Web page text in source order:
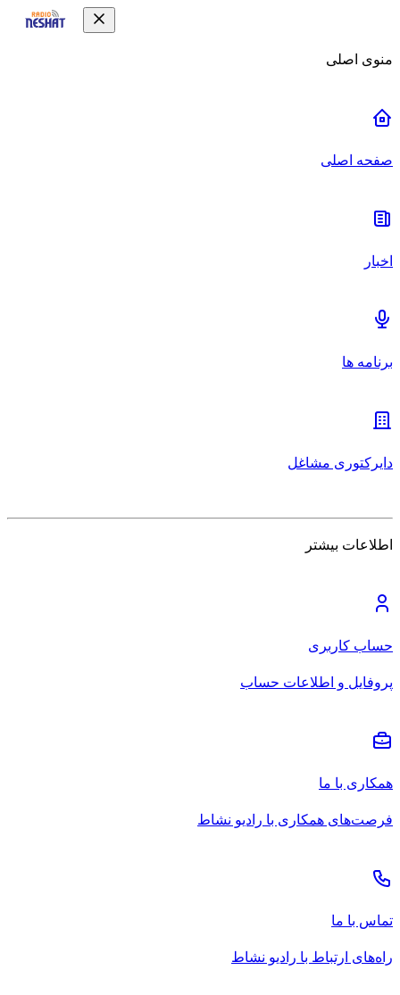
منوی اصلی
صفحه اصلی
اخبار
برنامه ها
دایرکتوری مشاغل
اطلاعات بیشتر
حساب کاربری
پروفایل و اطلاعات حساب
همکاری با ما
فرصت‌های همکاری با رادیو نشاط
تماس با ما
راه‌های ارتباط با رادیو نشاط